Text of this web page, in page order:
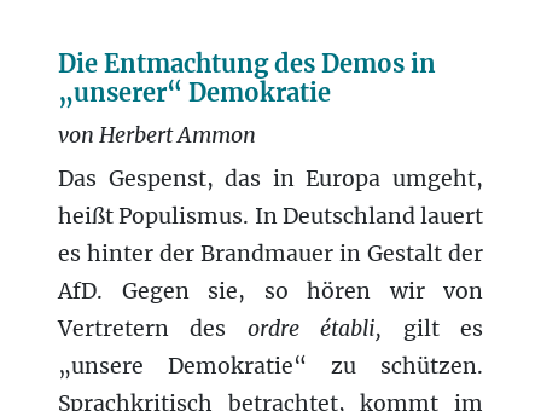
Die Entmachtung des Demos in
„unserer“ Demokratie
von Herbert Ammon
Das Gespenst, das in Europa umgeht,
heißt Populismus. In Deutschland lauert
es hinter der Brandmauer in Gestalt der
AfD. Gegen sie, so hören wir von
Vertretern
des ordre établi, gilt es
„unsere Demokratie“ zu schützen.
Sprachkritisch betrachtet, kommt im